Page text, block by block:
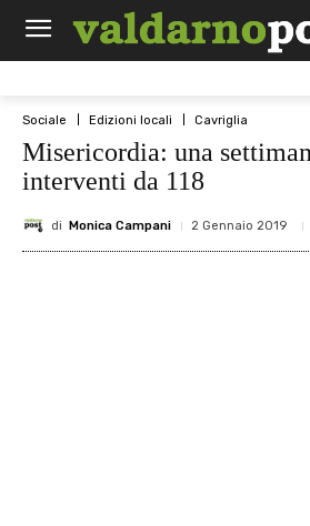
Sociale Edizioni locali Cavriglia
Misericordia: una
interventi da 118
di Monica Campani 2 Gennaio 2019